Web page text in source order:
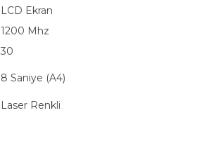
LCD Ekran
1200 Mhz
30
8 Saniye (A4)
Laser Renkli